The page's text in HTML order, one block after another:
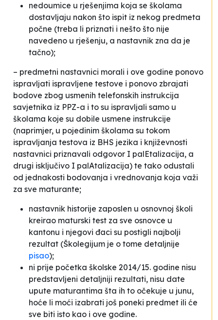
nedoumice u rješenjima koja se školama
dostavljaju nakon što ispit iz nekog predmeta
počne (treba li priznati i nešto što nije
navedeno u rješenju, a nastavnik zna da je
tačno);
– predmetni nastavnici morali i ove godine ponovo
ispravljati ispravljene testove i ponovo zbrajati
bodove zbog usmenih telefonskih instrukcija
savjetnika iz PPZ-a i to su ispravljali samo u
školama koje su dobile usmene instrukcije
(naprimjer, u pojedinim školama su tokom
ispravljanja testova iz BHS jezika i književnosti
nastavnici priznavali odgovor I palEtalizacija, a
drugi isključivo I palAtalizacija) te tako odustali
od jednakosti bodovanja i vrednovanja koja važi
za sve maturante;
nastavnik historije zaposlen u osnovnoj školi
kreirao maturski test za sve osnovce u
kantonu i njegovi đaci su postigli najbolji
rezultat (Školegijum je o tome detaljnije
pisao);
ni prije početka školske 2014/15. godine nisu
predstavljeni detaljniji rezultati, nisu date
upute maturantima šta ih to očekuje u junu,
hoće li moći izabrati još poneki predmet ili će
sve biti isto kao i ove godine.